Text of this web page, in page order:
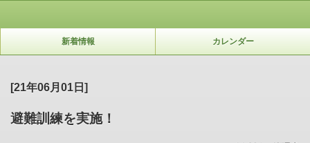
新着情報 カレンダー
[21年06月01日]
避難訓練を実施！